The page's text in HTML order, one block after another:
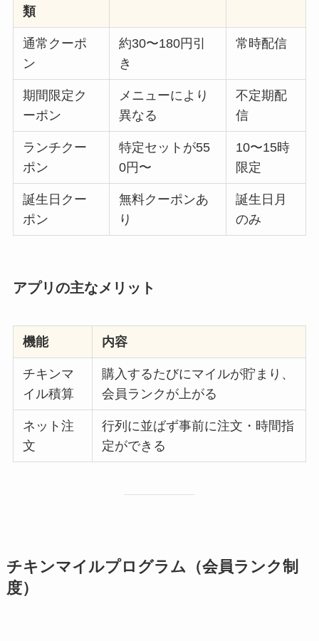
類
通常クーポ
ン
約30〜180円引
き
常時配信
期間限定ク
ーポン
メニューにより
異なる
不定期配
信
ランチクー
ポン
特定セットが55
0円〜
10〜15時
限定
誕生日クー
ポン
無料クーポンあ
り
誕生日月
のみ
アプリの主なメリット
機能 内容
チキンマ
イル積算
購入するたびにマイルが貯まり、
会員ランクが上がる
ネット注
文
行列に並ばず事前に注文・時間指
定ができる
チキンマイルプログラム（会員ランク制
度）